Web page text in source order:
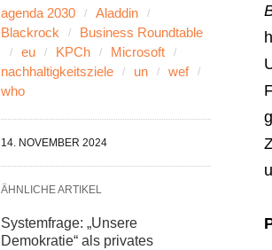
agenda 2030
Aladdin
Blackrock
Business Roundtable
eu
KPCh
Microsoft
nachhaltigkeitsziele
un
wef
who
14. NOVEMBER 2024
ÄHNLICHE ARTIKEL
Systemfrage: „Unsere
Demokratie“ als privates